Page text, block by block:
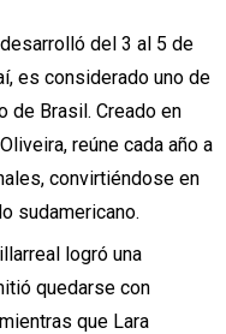
del 3 al 5 de
es considerado uno de
de Brasil. Creado en
reúne cada año a
convirtiéndose en
sudamericano.
logró una
quedarse con
que Lara